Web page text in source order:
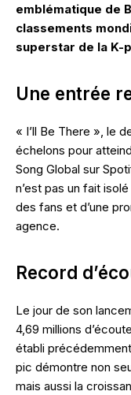
emblématique de
classements
superstar de la K-
Une entrée
« I’ll Be There », le
échelons pour
Song Global sur
n’est pas un fait
des fans et d’une
agence.
Record
Le jour de son
4,69 millions
établi
pic démontre non
mais aussi la